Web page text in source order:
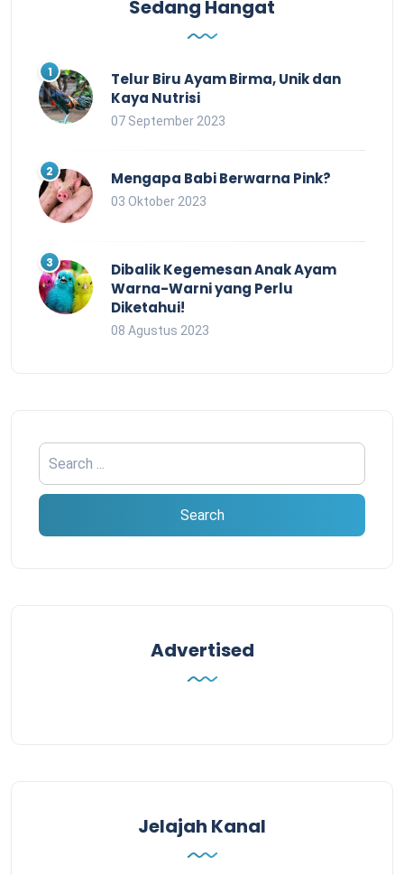
Sedang Hangat
Telur Biru Ayam Birma, Unik dan
Kaya Nutrisi
07 September 2023
Mengapa Babi Berwarna Pink?
03 Oktober 2023
Dibalik Kegemesan Anak Ayam
Warna-Warni yang Perlu
Diketahui!
08 Agustus 2023
Advertised
Jelajah Kanal